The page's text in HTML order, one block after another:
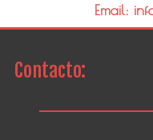
Email:
Contacto: